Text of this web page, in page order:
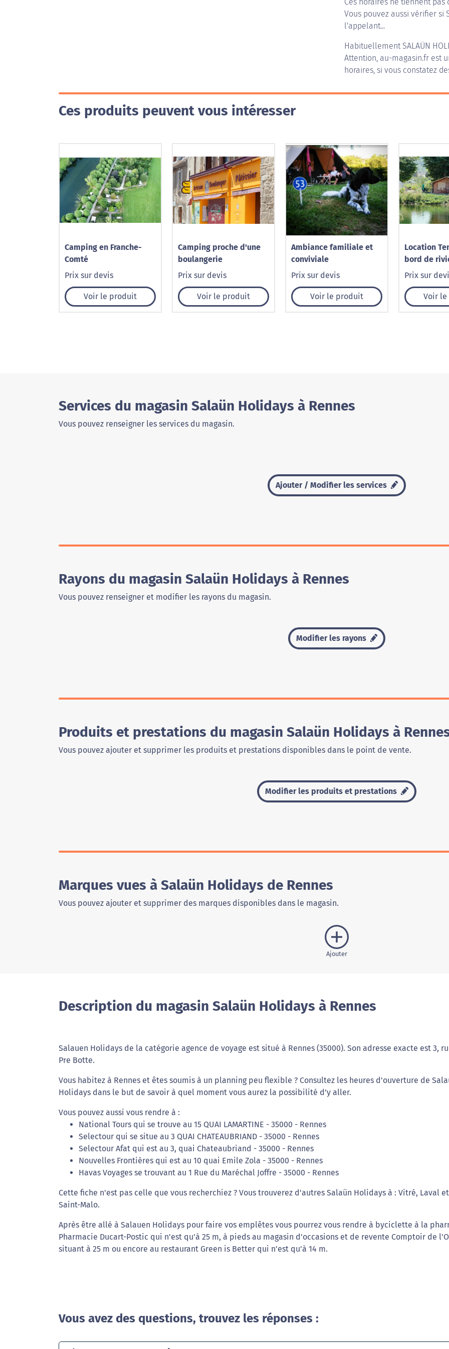
Vous pouvez aussi vérifier si
l'appelant...
HabituellementSALAÜN
Attention, au-magasin.fr est
horaires, si vous constatez
Ces produits peuvent vous intéresser
Camping en Franche-
Comté
Prix sur devis
Voir le produit
Camping proche d'une
boulangerie
Prix sur devis
Voir le produit
Ambiance familiale et
conviviale
Prix sur devis
Voir le produit
Location
bord de
Prix sur
Voir
Services du magasin Salaün Holidays à Rennes
Vous pouvez renseigner les services du magasin.
Ajouter / Modifier les services
Rayons du magasin Salaün Holidays à Rennes
Vous pouvez renseigner et modifier les rayons du magasin.
Modifier les rayons
Produits et prestations du magasin Salaün Holidays à
Vous pouvez ajouter et supprimer les produits et prestations disponibles dans le point de vente.
Modifier les produits et prestations
Marques vues à Salaün Holidays de Rennes
Vous pouvez ajouter et supprimer des marques disponibles dans le magasin.
Ajouter
Description du magasin Salaün Holidays à Rennes
Salauen Holidays de la catégorie agence de voyage est situé à Rennes (35000). Son adresse exacte est 3,
Pre Botte.
Vous habitez à Rennes et êtes soumis à un planning peu flexible ? Consultez les heures d'ouverture de
Holidays dans le but de savoir à quel moment vous aurez la possibilité d'y aller.
Vous pouvez aussi vous rendre à :
National Tours qui se trouve au 15 QUAI LAMARTINE - 35000 - Rennes
Selectour qui se situe au 3 QUAI CHATEAUBRIAND - 35000 - Rennes
Selectour Afat qui est au 3, quai Chateaubriand - 35000 - Rennes
Nouvelles Frontières qui est au 10 quai Emile Zola - 35000 - Rennes
Havas Voyages se trouvant au 1 Rue du Maréchal Joffre - 35000 - Rennes
Cette fiche n'est pas celle que vous recherchiez ? Vous trouverez d'autres Salaün Holidays à : Vitré, Laval et
Saint-Malo.
Après être allé à Salauen Holidays pour faire vos emplêtes vous pourrez vous rendre à byciclette à la
Pharmacie Ducart-Postic qui n'est qu'à 25 m, à pieds au magasin d'occasions et de revente Comptoir de
situant à 25 m ou encore au restaurant Green is Better qui n'est qu'à 14 m.
Vous avez des questions, trouvez les réponses :